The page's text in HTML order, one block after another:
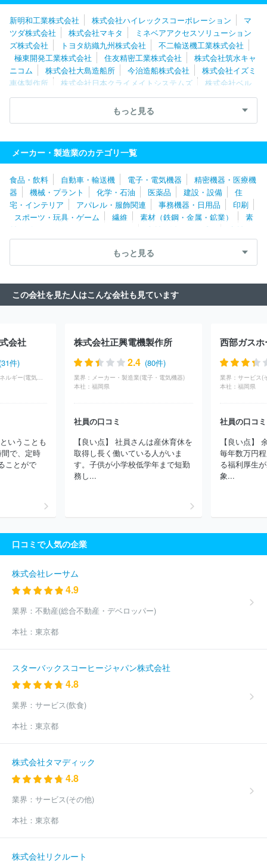
新明和工業株式会社 株式会社ハイレックスコーポレーション
マ
ツダ株式会社
株式会社マキタ
ミネベアアクセスソリューション
ズ株式会社
トヨタ紡織九州株式会社
不二輸送機工業株式会社
極東開発工業株式会社
住友精密工業株式会社
株式会社筑水キャ
ニコム
株式会社大島造船所 今治造船株式会社
株式会社イズミ
車体製作所
株式会社日本クライメイトシステムズ
株式会社ベル
ソニカ
アイシン・エィ・ダブリュ株式会社
ニデックモビリティ
オージーケー技研株式会社
太平洋
工業株式会社
カイサイクル株式会社
株式会社エフ・シー・シー
ＮＳＫワーナ
ー株式会社
株式会社メタルアート
式会社アドヴィックス
パナソニックサイクルテック株式会社
山
清工業株式会社
フジオーゼックス株式会社
トヨタ紡織株式会社
トヨタ車体株式会社
アイシン化工株式会社
株式会社松永製作
所
ヤマハモーターエレクトロニクス株式会社
アイシン高丘株式
武蔵精密工業株式会社
輌製造株式会社
株式会社豊田自動織機 豊田合成株式会社
株式
会社アイシン
ダイハツ工業株式会社
株式会社東海理化電機製作
所
しげる工業株式会社 トヨタ自動車東日本株式会社
株式会社
ツバ
株式会社エフテック 株式会社エイチワン
トヨタ自動車北
海道株式会社
株式会社ショーワ マレリ株式会社
オートリブ株
式会社
株式会社ミクニ
会社
株式会社ＩＨＩ原動機 三菱自動車工業株式会社
株式会社
日立交通テクノロジー株式会社 株式会社ＩＨＩ
日
社
曙ブレーキ工業株式会社 日本アビオニクス株式会社
株式会
社ＴＢＫ
三菱ふそうトラック・バス株式会社
三恵技研工業株式
会社
いすゞ自動車株式会社
ニデックパワートレインシステムズ
コベルコ建機株式会社
もっと見る
メーカー・製造業のカテゴリ一覧
食品・飲料 自動車・輸送機 電子・電気機器
精密機器・医療機
器
機械・プラント 化学・石油 医薬品 建設・設備
住
宅・インテリア
アパレル・服飾関連 事務機器・日用品
印刷
スポーツ・玩具・ゲーム
繊維 素材（鉄鋼・金属・鉱業）
素
材（ゴム・ガラス・セラミックス）
素材（紙・パルプ）
素材
（その他）
農林・水産 たばこ・飼料 その他
もっと見る
この会社を見た人はこんな会社も見ています
会社
件)
インフラ・物流・エネルギー(電気・電力)
いうことも
で、定時
ことがで
株式会社正興電機製作所
2.4 (80件)
業界： メーカー・製造業(電子・電気機器)
本社： 福岡県
社員の口コミ
【良い点】 社員さんは産休育休を
取得し長く働いている人がいま
す。子供が小学校低学年まで短勤
務し...
業界： サービス(
本社： 福岡県
社員の口コミ
【良い点】
毎年数万円
る福利厚生
象...
口コミで人気の企業
株式会社レーサム
4.9
業界： 不動産(総合不動産・デベロッパー)
本社： 東京都
スターバックスコーヒージャパン株式会社
4.8
業界： サービス(飲食)
本社： 東京都
株式会社タマディック
4.8
業界： サービス(その他)
本社： 東京都
株式会社リクルート